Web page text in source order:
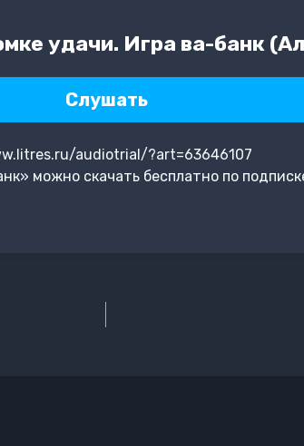
удачи. Игра ва-банк
Слушать
audiotrial/?art=63646107
можно скачать бесплатно по